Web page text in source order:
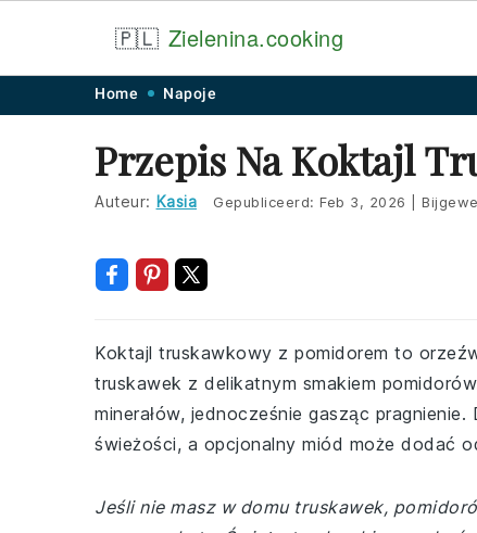
navigation
content
🇵🇱 Zielenina.cooking
Home Napoje
Przepis Na Koktajl
Auteur: Kasia Gepubliceerd: Feb 3, 2026
Koktajl truskawkowy z pomidorem to
truskawek z delikatnym smakiem
minerałów, jednocześnie gasząc
świeżości, a opcjonalny miód może dodać
Jeśli nie masz w domu truskawek,